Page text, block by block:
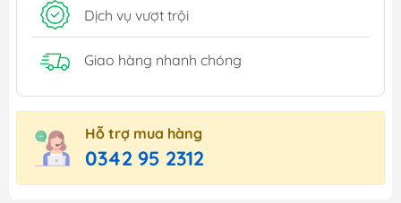
Dịch vụ vượt trội
Giao hàng nhanh chóng
Hỗ trợ mua hàng
0342 95 2312